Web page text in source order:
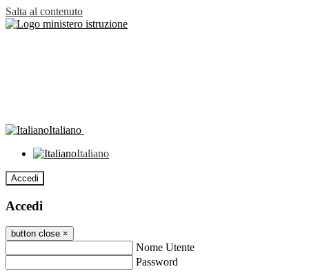
Salta al contenuto
Italiano
Italiano
Accedi
Accedi
button close ×
Nome Utente
Password